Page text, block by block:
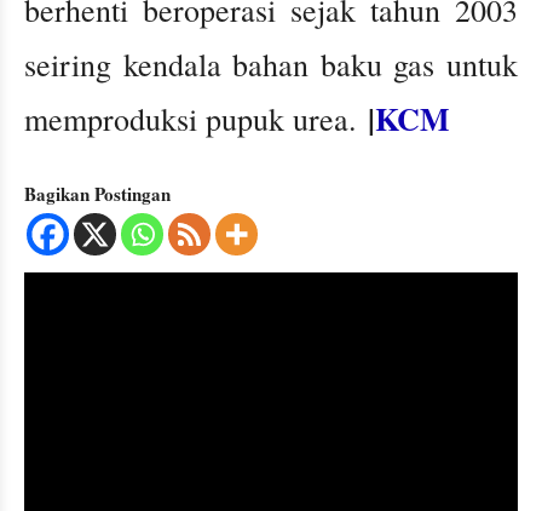
berhenti beroperasi sejak tahun 2003
seiring kendala bahan baku gas untuk
memproduksi pupuk urea. |KCM
Bagikan Postingan